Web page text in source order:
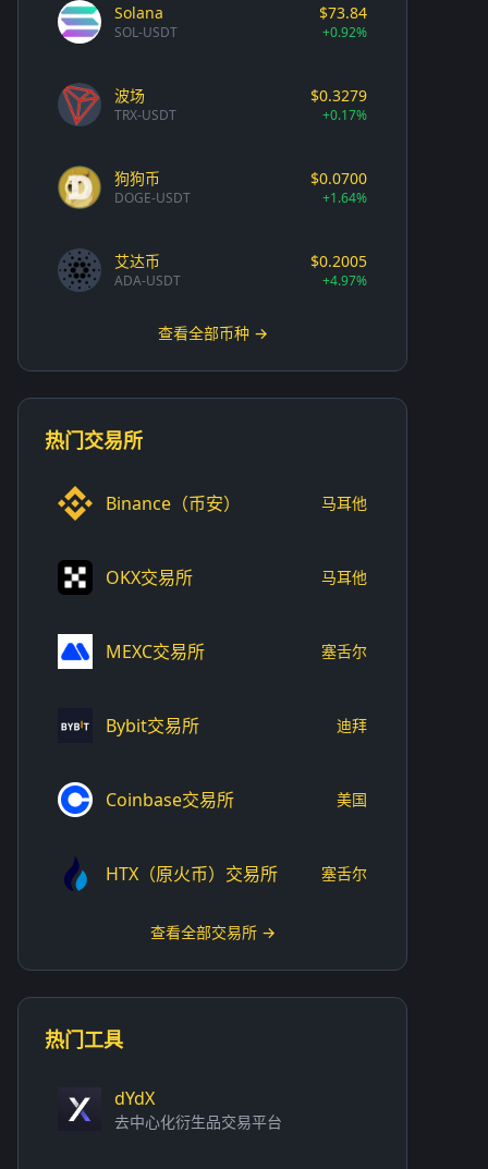
Solana
SOL-USDT
$73.84
+0.92%
波场
TRX-USDT
$0.3279
+0.17%
狗狗币
DOGE-USDT
$0.0700
+1.64%
艾达币
ADA-USDT
$0.2005
+4.97%
查看全部币种 →
热门交易所
Binance（币安） 马耳他
OKX交易所 马耳他
MEXC交易所 塞舌尔
Bybit交易所 迪拜
Coinbase交易所 美国
HTX（原火币）交易所 塞舌尔
查看全部交易所 →
热门工具
dYdX
去中心化衍生品交易平台